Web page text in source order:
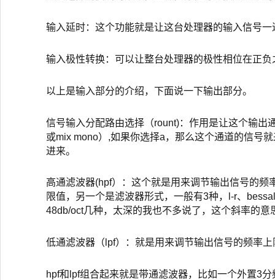
输入延时：这个功能就是让这台处理器的输入信号
输入极性转换：可以让整台处理器的极性相位在正
以上是输入部分的介绍，下面说一下输出部分。
信号输入分配路由选择（rount)：作用是让这个输
或mix mono）,如果你选择a，那么这个通道的信号
进来。
高通滤波器(hpf）：这个就是用来调节输出信号的
限值，另一个是滤波器形式，一般有3种，l-r、
48db/oct几种，太深的我也不多说了，这个斜率的
低通滤波器（lpf）：就是用来调节输出信号的频率
hpf和lpf组合起来就是带通滤波器，比如一个外置3